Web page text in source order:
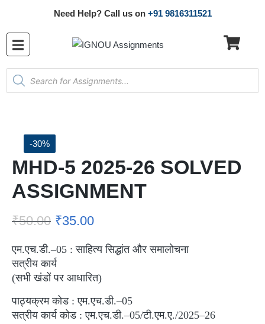
Need Help? Call us on +91 9816311521
-30%
MHD-5 2025-26 SOLVED
ASSIGNMENT
₹50.00 ₹35.00
एम.एच.डी.–05 : साहित्य सिद्धांत और समालोचना
सत्रीय कार्य
(सभी खंडों पर आधारित)
पाठ्यक्रम कोड : एम.एच.डी.–05
सत्रीय कार्य कोड : एम.एच.डी.–05/टी.एम.ए./2025–26